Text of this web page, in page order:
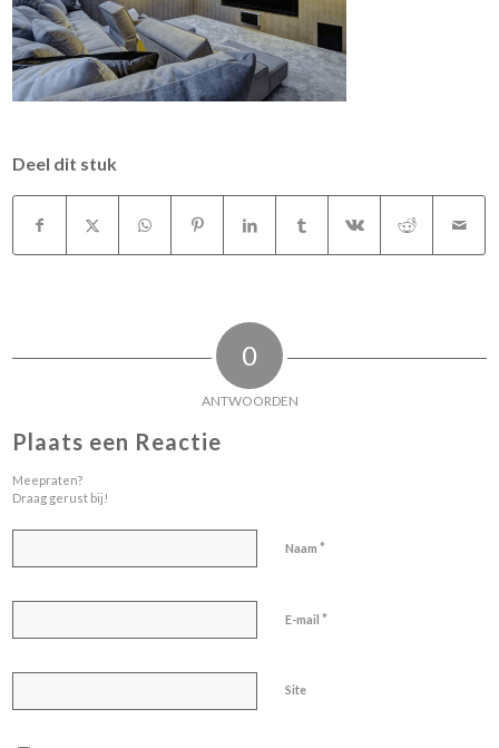
Deel dit stuk
0
ANTWOORDEN
Plaats een Reactie
Meepraten?
Draag gerust bij!
Naam*
E-mail*
Site